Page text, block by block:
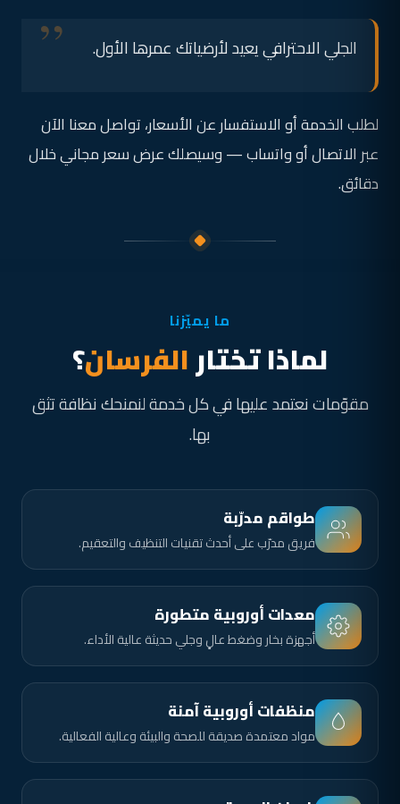
الجلي الاحترافي يعيد لأرضياتك عمرها الأول.
لطلب الخدمة أو الاستفسار عن الأسعار، تواصل معنا الآن
عبر الاتصال أو واتساب — وسيصلك عرض سعر مجاني خلال
دقائق.
ما يميّزنا
لماذا تختارالفرسان؟
مقوّمات نعتمد عليها في كل خدمة لنمنحك نظافة تثق
بها.
طواقم مدرّبة
فريق مدرّب على أحدث تقنيات التنظيف والتعقيم.
معدات أوروبية متطورة
أجهزة بخار وضغط عالٍ وجلي حديثة عالية الأداء.
منظفات أوروبية آمنة
مواد معتمدة صديقة للصحة والبيئة وعالية الفعالية.